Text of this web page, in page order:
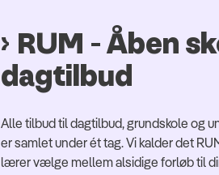
RUM - Åben
dagtilbud
Alle tilbud til dagtilbud, grundskole og
er samlet under ét tag. Vi kalder det
lærer vælge mellem alsidige forløb til